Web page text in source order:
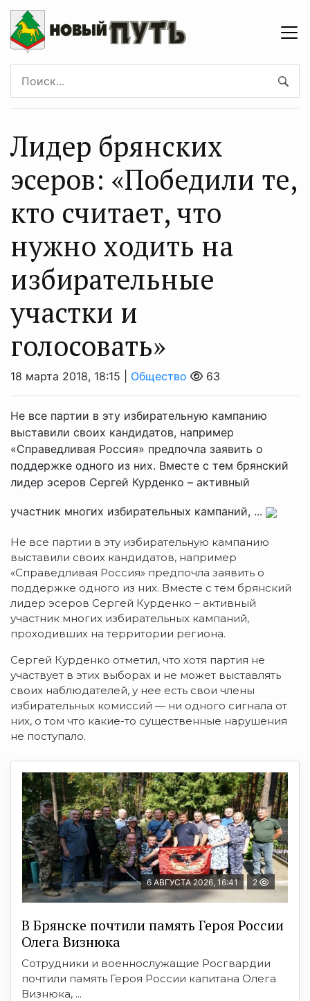
Лидер брянских
эсеров: «Победили те,
кто считает, что
нужно ходить на
избирательные
участки и
голосовать»
18 марта 2018, 18:15 | Общество 63
Не все партии в эту избирательную кампанию
выставили своих кандидатов, например
«Справедливая Россия» предпочла заявить о
поддержке одного из них. Вместе с тем брянский
лидер эсеров Сергей Курденко – активный
участник многих избирательных кампаний, ...
Не все партии в эту избирательную кампанию
выставили своих кандидатов, например
«Справедливая Россия» предпочла заявить о
поддержке одного из них. Вместе с тем брянский
лидер эсеров Сергей Курденко – активный
участник многих избирательных кампаний,
проходивших на территории региона.
Сергей Курденко отметил, что хотя партия не
участвует в этих выборах и не может выставлять
своих наблюдателей, у нее есть свои члены
избирательных комиссий — ни одного сигнала от
них, о том что какие-то существенные нарушения
не поступало.
6 АВГУСТА 2026, 16:41 2
В Брянске почтили память Героя России
Олега Визнюка
Сотрудники и военнослужащие Росгвардии
почтили память Героя России капитана Олега
Визнюка, ...